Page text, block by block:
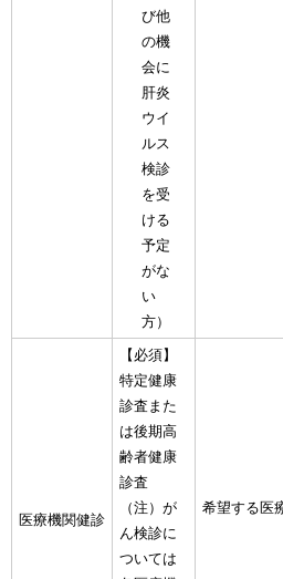
び他
の機
会に
肝炎
ウイ
ルス
検診
を受
ける
予定
がな
い
方）
医療機関健診
【必須】
特定健康
診査また
は後期高
齢者健康
診査
（注）が
ん検診に
ついては
希望する医